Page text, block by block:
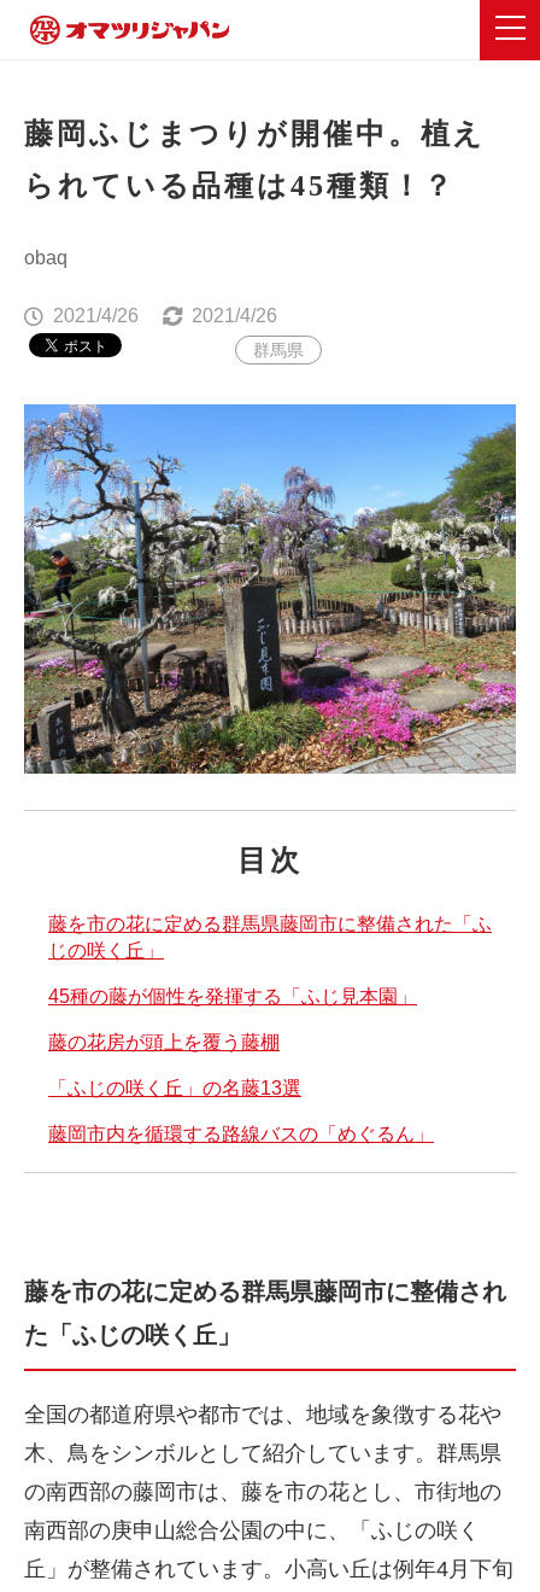
藤岡ふじまつりが開催中。植え
られている品種は45種類！？
obaq
2021/4/26 2021/4/26
群馬県
目次
藤を市の花に定める群馬県藤岡市に整備された「ふ
じの咲く丘」
45種の藤が個性を発揮する「ふじ見本園」
藤の花房が頭上を覆う藤棚
「ふじの咲く丘」の名藤13選
藤岡市内を循環する路線バスの「めぐるん」
藤を市の花に定める群馬県藤岡市に整備され
た「ふじの咲く丘」
全国の都道府県や都市では、地域を象徴する花や
木、鳥をシンボルとして紹介しています。群馬県
の南西部の藤岡市は、藤を市の花とし、市街地の
南西部の庚申山総合公園の中に、「ふじの咲く
丘」が整備されています。小高い丘は例年4月下旬